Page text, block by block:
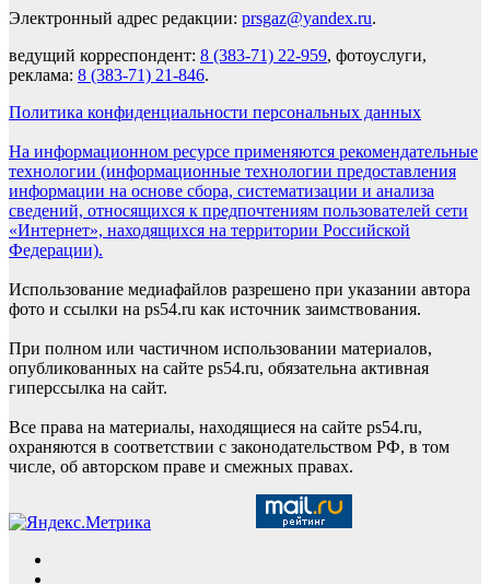
Электронный адрес редакции: prsgaz@yandex.ru.
ведущий корреспондент: 8 (383-71) 22-959, фотоуслуги,
реклама: 8 (383-71) 21-846.
Политика конфиденциальности персональных данных
На информационном ресурсе применяются рекомендательные
технологии (информационные технологии предоставления
информации на основе сбора, систематизации и анализа
сведений, относящихся к предпочтениям пользователей сети
«Интернет», находящихся на территории Российской
Федерации).
Использование медиафайлов разрешено при указании автора
фото и ссылки на ps54.ru как источник заимствования.
При полном или частичном использовании материалов,
опубликованных на сайте ps54.ru, обязательна активная
гиперссылка на сайт.
Все права на материалы, находящиеся на сайте ps54.ru,
охраняются в соответствии с законодательством РФ, в том
числе, об авторском праве и смежных правах.